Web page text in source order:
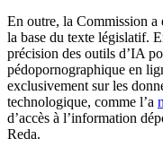
En outre, la Commission a
la base du texte législatif.
précision des outils d’IA
pédopornographique en
exclusivement sur les
technologique, comme l’a
d’accès à l’information
Reda.